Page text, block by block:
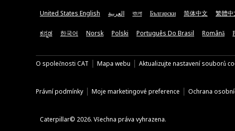
United States English العربية বাংলা Български 简体中文 繁體中
ಕನ್ನಡ 한국어 Norsk Polski Português Do Brasil Română
O společnosti CAT Mapa webu Aktualizujte nastavení souborů
Právní podmínky Moje marketingové preference Ochrana
Caterpillar© 2026. Všechna práva vyhrazena.